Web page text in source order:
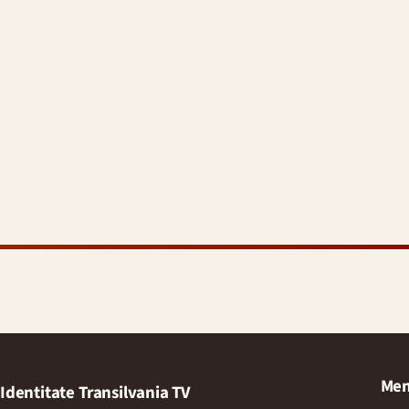
Identitate Transilvania TV